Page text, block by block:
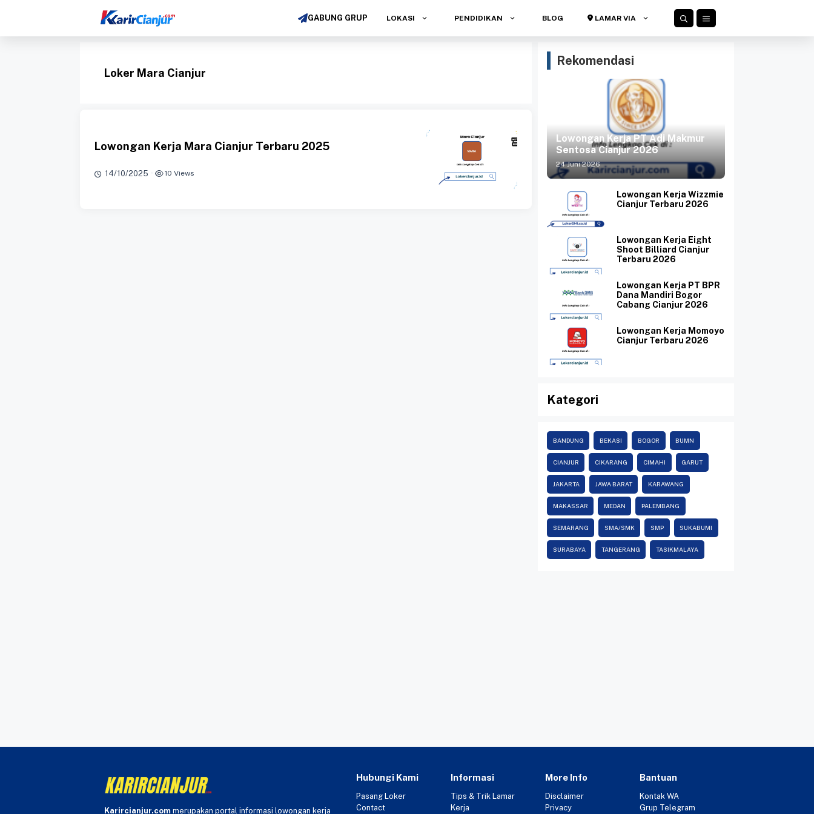
isi
GABUNG GRUP LOKASI PENDIDIKAN BLOG LAMAR VIA
Loker Mara Cianjur
Lowongan Kerja Mara Cianjur Terbaru 2025
14/10/2025 · 10 Views
Rekomendasi
Lowongan Kerja PT Adi Makmur
Sentosa Cianjur 2026
24 Juni 2026
Lowongan Kerja Wizzmie
Cianjur Terbaru 2026
Lowongan Kerja Eight
Shoot Billiard Cianjur
Terbaru 2026
Lowongan Kerja PT BPR
Dana Mandiri Bogor
Cabang Cianjur 2026
Lowongan Kerja Momoyo
Cianjur Terbaru 2026
Kategori
BANDUNG BEKASI BOGOR BUMN
CIANJUR CIKARANG CIMAHI GARUT
JAKARTA JAWA BARAT KARAWANG
MAKASSAR MEDAN PALEMBANG
SEMARANG SMA/SMK SMP SUKABUMI
SURABAYA TANGERANG TASIKMALAYA
Karircianjur.com merupakan portal informasi lowongan kerja
Hubungi Kami
Pasang Loker
Contact
Informasi
Tips & Trik Lamar
Kerja
More Info
Disclaimer
Privacy
Bantuan
Kontak WA
Grup Telegram